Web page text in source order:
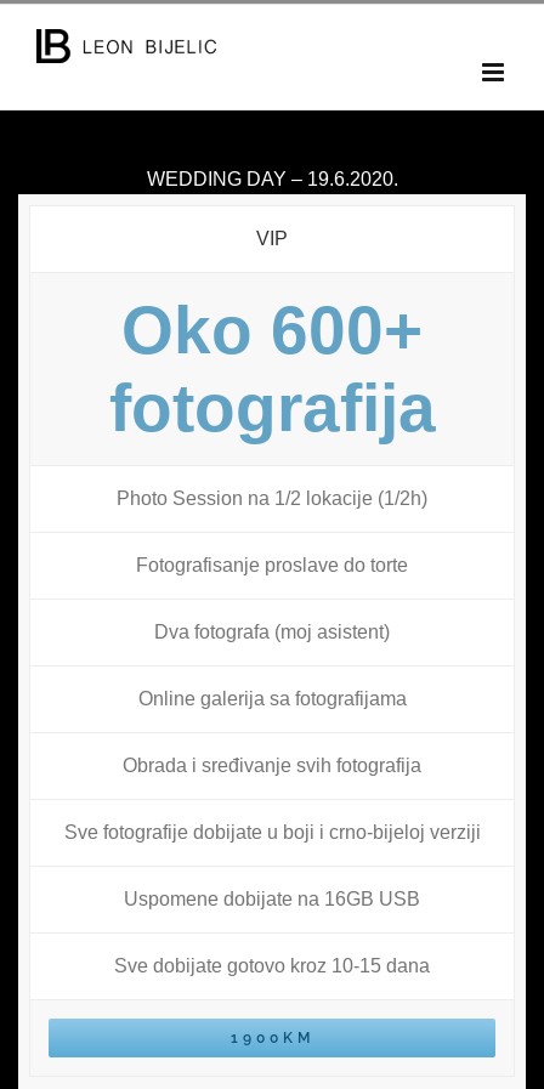
WEDDING DAY – 19.6.2020.
VIP
Oko 600+
fotografija
Photo Session na 1/2 lokacije (1/2h)
Fotografisanje proslave do torte
Dva fotografa (moj asistent)
Online galerija sa fotografijama
Obrada i sređivanje svih fotografija
Sve fotografije dobijate u boji i crno-bijeloj verziji
Uspomene dobijate na 16GB USB
Sve dobijate gotovo kroz 10-15 dana
1900KM